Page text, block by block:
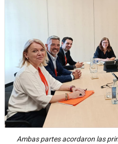
Ambas partes acordaron las